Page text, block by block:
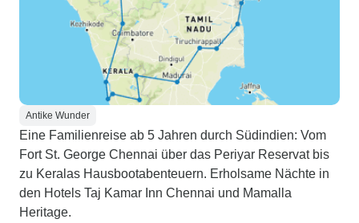
Antike Wunder
Eine Familienreise ab 5 Jahren durch Südindien: Vom
Fort St. George Chennai über das Periyar Reservat bis
zu Keralas Hausbootabenteuern. Erholsame Nächte in
den Hotels Taj Kamar Inn Chennai und Mamalla
Heritage.